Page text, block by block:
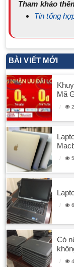
Tham khảo
Tin tổng
BÀI VIẾT MỚI
Mã
Có